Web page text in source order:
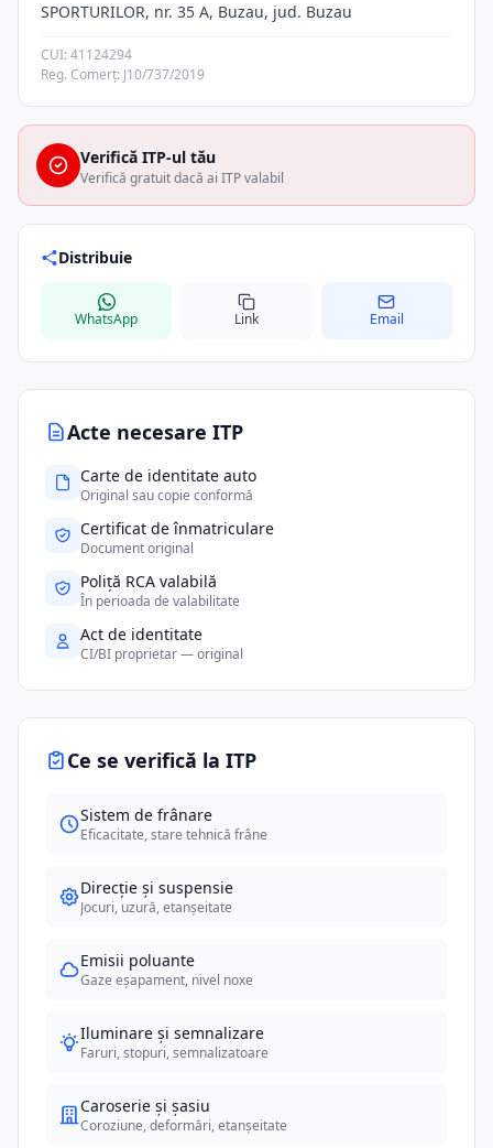
Acte necesare ITP
Carte de identitate auto
Original sau copie conformă
Certificat de înmatriculare
Document original
Poliță RCA valabilă
În perioada de valabilitate
Act de identitate
CI/BI proprietar — original
Ce se verifică la ITP
Sistem de frânare
Eficacitate, stare tehnică frâne
Direcție și suspensie
Jocuri, uzură, etanșeitate
Emisii poluante
Gaze eșapament, nivel noxe
Iluminare și semnalizare
Faruri, stopuri, semnalizatoare
Caroserie și șasiu
Coroziune, deformări, etanșeitate
SPORTURILOR, nr. 35 A, Buzau, jud. Buzau
CUI: 41124294
Reg. Comerț: J10/737/2019
Verifică ITP-ul tău
Verifică gratuit dacă ai ITP valabil
Distribuie
WhatsApp Link Email